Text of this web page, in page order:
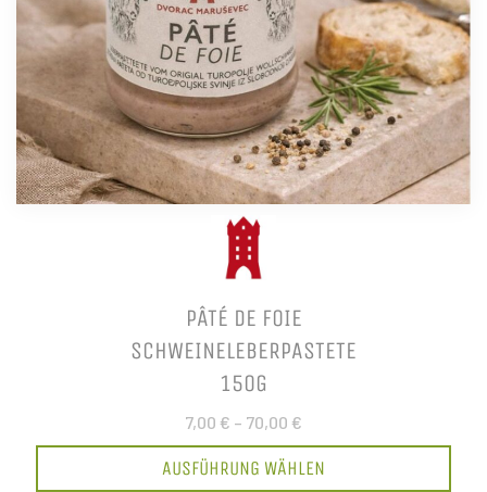
PÂTÉ DE FOIE
SCHWEINELEBERPASTETE
150G
7,00 € – 70,00 €
AUSFÜHRUNG WÄHLEN